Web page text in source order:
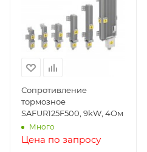
Сопротивление
тормозное
SAFUR125F500, 9kW, 4Ом
Много
Цена по запросу